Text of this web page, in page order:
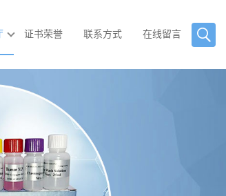
证书荣誉 联系方式 在线留言